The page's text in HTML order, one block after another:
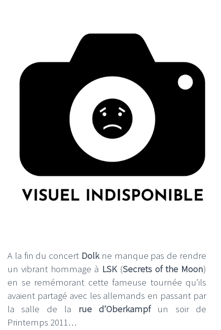
A la fin du concert Dolk ne manque pas de rendre
un vibrant hommage à LSK(Secrets of the Moon)
en se remémorant cette fameuse tournée qu’ils
avaient partagé avec les allemands en passant par
la salle de la
rue d’Oberkampf un soir de
Printemps 2011…